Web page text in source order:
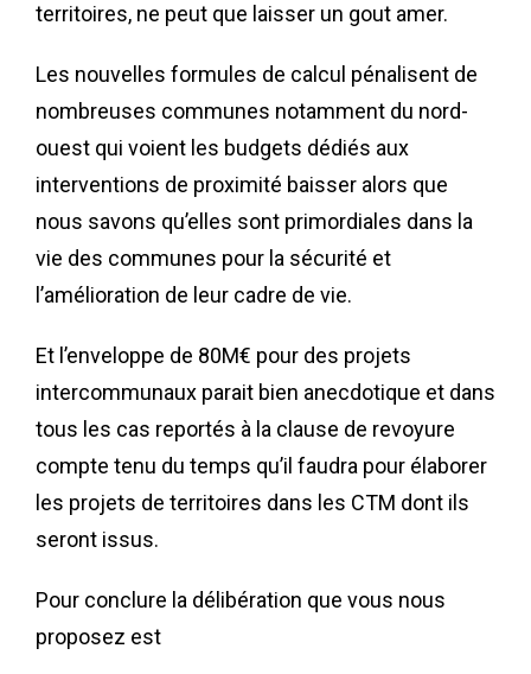
territoires, ne peut que laisser un gout amer.
Les nouvelles formules de calcul pénalisent de
nombreuses communes notamment du nord-
ouest qui voient les budgets dédiés aux
interventions de proximité baisser alors que
nous savons qu’elles sont primordiales dans la
vie des communes pour la sécurité et
l’amélioration de leur cadre de vie.
Et l’enveloppe de 80M€ pour des projets
intercommunaux parait bien anecdotique et dans
tous les cas reportés à la clause de revoyure
compte tenu du temps qu’il faudra pour élaborer
les projets de territoires dans les CTM dont ils
seront issus.
Pour conclure la délibération que vous nous
proposez est